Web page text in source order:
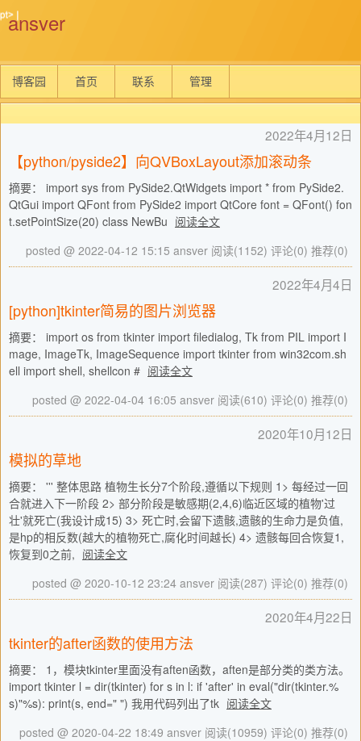
ansver
博客园 首页 联系 管理
2022年4月12日
【python/pyside2】向QVBoxLayout添加滚动条
摘要： import sys from PySide2.QtWidgets import * from PySide2.
QtGui import QFont from PySide2 import QtCore font = QFont() fon
t.setPointSize(20) class NewBu 阅读全文
posted @ 2022-04-12 15:15 ansver 阅读(1152) 评论(0) 推荐(0)
2022年4月4日
[python]tkinter简易的图片浏览器
摘要： import os from tkinter import filedialog, Tk from PIL import I
mage, ImageTk, ImageSequence import tkinter from win32com.sh
ell import shell, shellcon # 阅读全文
posted @ 2022-04-04 16:05 ansver 阅读(610) 评论(0) 推荐(0)
2020年10月12日
模拟的草地
摘要： ''' 整体思路 植物生长分7个阶段,遵循以下规则 1> 每经过一回
合就进入下一阶段 2> 部分阶段是敏感期(2,4,6)临近区域的植物'过
壮'就死亡(我设计成15) 3> 死亡时,会留下遗骸,遗骸的生命力是负值,
是hp的相反数(越大的植物死亡,腐化时间越长) 4> 遗骸每回合恢复1,
恢复到0之前, 阅读全文
posted @ 2020-10-12 23:24 ansver 阅读(287) 评论(0) 推荐(0)
2020年4月22日
tkinter的after函数的使用方法
摘要： 1，模块tkinter里面没有aften函数，aften是部分类的类方法。
import tkinter l = dir(tkinter) for s in l: if 'after' in eval("dir(tkinter.%
s)"%s): print(s, end=" ") 我用代码列出了tk 阅读全文
posted @ 2020-04-22 18:49 ansver 阅读(10959) 评论(0) 推荐(0)